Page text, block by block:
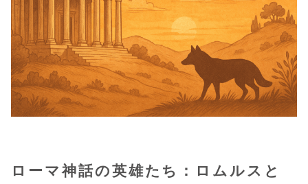
ローマ神話の英雄たち：ロムルスと